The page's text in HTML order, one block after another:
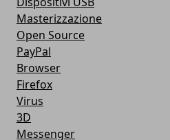
Masterizzazione
Open Source
PayPal
Browser
Firefox
Virus
3D
Messenger